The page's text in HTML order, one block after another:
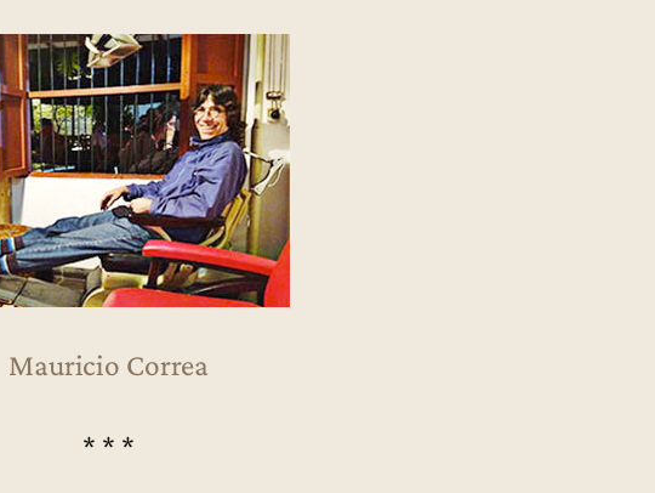
Mauricio Correa
* * *